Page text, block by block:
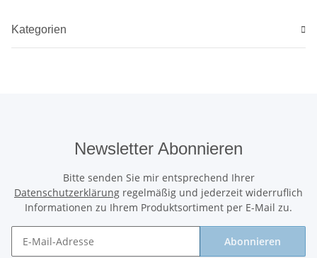
Kategorien
Newsletter Abonnieren
Bitte senden Sie mir entsprechend Ihrer
Datenschutzerklärung regelmäßig und jederzeit widerruflich
Informationen zu Ihrem Produktsortiment per E-Mail zu.
Abonnieren